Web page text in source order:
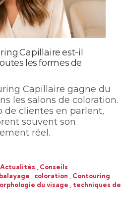
Capillaire est-il
les formes de
Capillaire gagne du
les salons de coloration.
de clientes en parlent,
souvent son
réel.
Actualités
Conseils
balayage coloration
Contouring
du visage
techniques de